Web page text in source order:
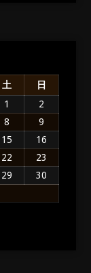
土
日
1
2
8
9
15
16
22
23
29
30